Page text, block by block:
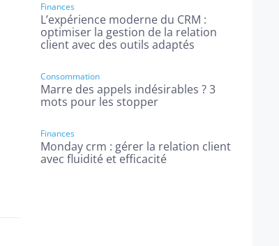
Finances
L’expérience moderne du CRM :
optimiser la gestion de la relation
client avec des outils adaptés
Consommation
Marre des appels indésirables ? 3
mots pour les stopper
Finances
Monday crm : gérer la relation client
avec fluidité et efficacité